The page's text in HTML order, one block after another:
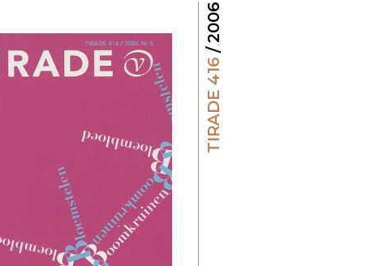
TIRADE 416
/ 2006